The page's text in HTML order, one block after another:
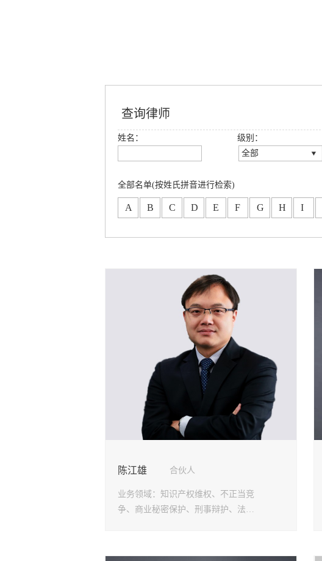
查询律师
姓名：
级别：
全部
高级合伙人
全部名单(按姓氏拼音进行检索)
A B C D E F G H I
陈江雄 合伙人
业务领域： 知识产权维权、不正当竞
争、商业秘密保护、刑事辩护、法律